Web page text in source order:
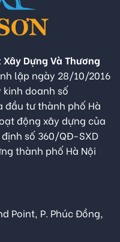
Dựng Và Thương
lập ngày 28/10/2016
kinh doanh số
đầu tư thành phố Hà
động xây dựng của
số 360/QĐ-SXD
thành phố Hà Nội
Point, P. Phúc Đồng,